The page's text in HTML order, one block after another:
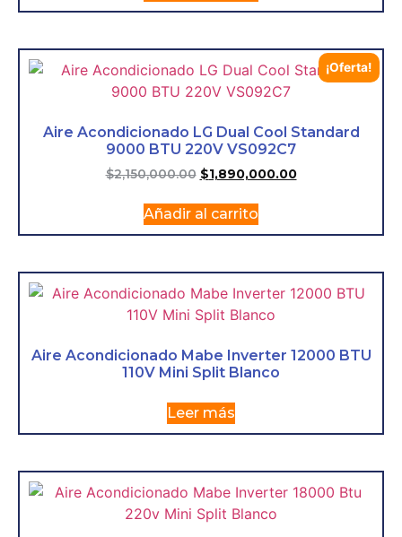
¡Oferta!
Aire Acondicionado LG Dual Cool Standard
9000 BTU 220V VS092C7
$2,150,000.00 $1,890,000.00
Añadir al carrito
Aire Acondicionado Mabe Inverter 12000 BTU
110V Mini Split Blanco
Leer más